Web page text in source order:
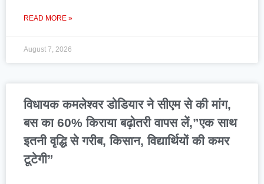
READ MORE »
August 7, 2026
विधायक कमलेश्वर डोडियार ने सीएम से की मांग,
बस का 60% किराया बढ़ोतरी वापस लें,”एक साथ
इतनी वृद्धि से गरीब, किसान, विद्यार्थियों की कमर
टूटेगी”